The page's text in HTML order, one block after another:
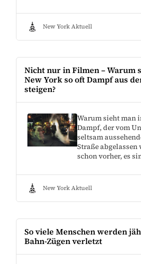
New York Aktuell
Nicht nur in Filmen – Warum
New York so oft Dampf aus
steigen?
Warum sieht man
Dampf, der vom
seltsam
Straße abgelassen
schon vorher, es
New York Aktuell
So viele Menschen werden
Bahn-Zügen verletzt